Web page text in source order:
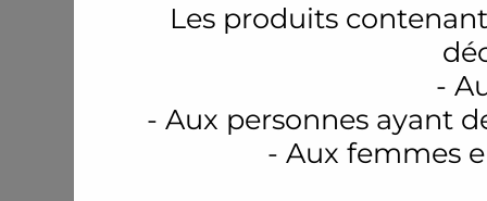
Les produits
-
- Aux personnes ayant
- Aux femmes